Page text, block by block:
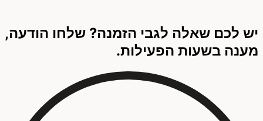
יש לכם שאלה לגבי הזמנה? שלחו הודעה,
מענה בשעות הפעילות.